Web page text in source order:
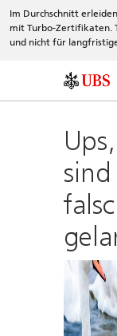
Im Durchschnitt
mit Turbo-Zertifikaten.
und nicht für
sind